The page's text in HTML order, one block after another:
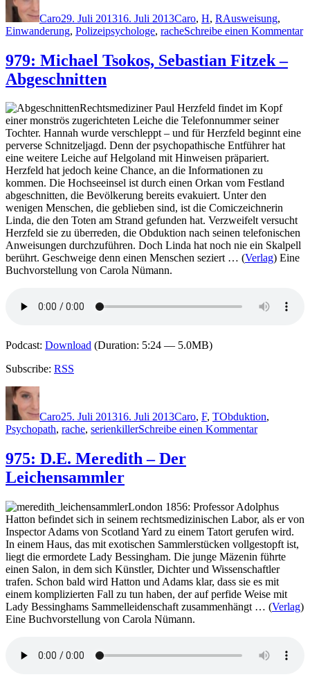
Caro29. Juli 201316. Juli 2013Caro, H, RAusweisung,
Einwanderung, Polizeipsychologe, racheSchreibe einen Kommentar
979: Michael Tsokos, Sebastian Fitzek –
Abgeschnitten
Rechtsmediziner Paul Herzfeld findet im Kopf
einer monströs zugerichteten Leiche die Telefonnummer seiner
Tochter. Hannah wurde verschleppt – und für Herzfeld beginnt eine
perverse Schnitzeljagd. Denn der psychopathische Entführer hat
eine weitere Leiche auf Helgoland mit Hinweisen präpariert.
Herzfeld hat jedoch keine Chance, an die Informationen zu
kommen. Die Hochseeinsel ist durch einen Orkan vom Festland
abgeschnitten, die Bevölkerung bereits evakuiert. Unter den
wenigen Menschen, die geblieben sind, ist die Comiczeichnerin
Linda, die den Toten am Strand gefunden hat. Verzweifelt versucht
Herzfeld sie zu überreden, die Obduktion nach seinen telefonischen
Anweisungen durchzuführen. Doch Linda hat noch nie ein Skalpell
berührt. Geschweige denn einen Menschen seziert … (Verlag) Eine
Buchvorstellung von Carola Nümann.
Podcast: Download (Duration: 5:24 — 5.0MB)
Subscribe: RSS
Autor
Caro25. Juli 201316. Juli 2013Caro, F, TObduktion,
Psychopath, rache, serienkillerSchreibe einen Kommentarzu
–
975: D.E. Meredith – Der
Leichensammler
London 1856: Professor Adolphus
Hatton befindet sich in seinem rechtsmedizinischen Labor, als er von
Inspector Adams von Scotland Yard zu einem Tatort gerufen wird.
In einem Haus, das mit exotischen Sammlerstücken vollgestopft ist,
liegt die ermordete Lady Bessingham. Die junge Mäzenin führte
einen Salon, in dem sich Künstler, Dichter und Wissenschaftler
trafen. Schon bald wird Hatton und Adams klar, dass sie es mit
einem komplizierten Fall zu tun haben, der auf perfide Weise mit
Lady Bessinghams Sammelleidenschaft zusammenhängt … (Verlag)
Eine Buchvorstellung von Carola Nümann.